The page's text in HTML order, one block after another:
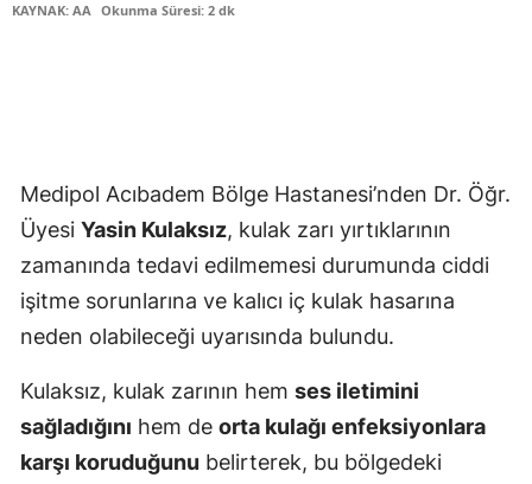
KAYNAK: AA Okunma Süresi: 2 dk
Medipol Acıbadem Bölge Hastanesi’nden Dr. Öğr.
Üyesi Yasin Kulaksız, kulak zarı yırtıklarının
zamanında tedavi edilmemesi durumunda ciddi
işitme sorunlarına ve kalıcı iç kulak hasarına
neden olabileceği uyarısında bulundu.
Kulaksız, kulak zarının hem ses iletimini
sağladığını hem de orta kulağı enfeksiyonlara
karşı koruduğunu belirterek, bu bölgedeki